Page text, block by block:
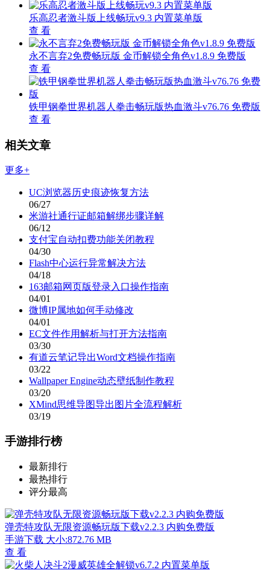
乐高忍者激斗版上线畅玩v9.3 内置菜单版
查 看
永不言弃2免费畅玩版 金币解锁全角色v1.8.9 免费版
查 看
铁甲钢拳世界机器人拳击畅玩版热血激斗v76.76 免费版
查 看
相关文章
更多+
UC浏览器历史痕迹恢复方法
06/27
米游社通行证邮箱解绑步骤详解
06/12
支付宝自动扣费功能关闭教程
04/30
Flash中心运行异常解决方法
04/18
163邮箱网页版登录入口操作指南
04/01
微博IP属地如何手动修改
04/01
EC文件作用解析与打开方法指南
03/30
有道云笔记导出Word文档操作指南
03/22
Wallpaper Engine动态壁纸制作教程
03/20
XMind思维导图导出图片全流程解析
03/19
手游排行榜
最新排行
最热排行
评分最高
弹壳特攻队无限资源畅玩版下载v2.2.3 内购免费版
手游下载 大小:872.76 MB
查 看